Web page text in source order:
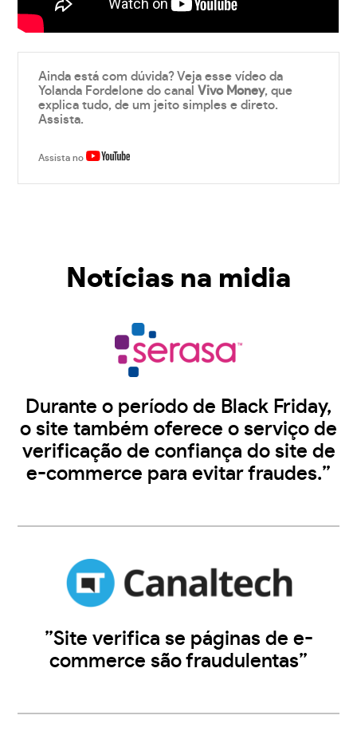
Ainda está com dúvida? Veja esse vídeo da
Yolanda Fordelone do canalVivo Money, que
explica tudo, de um jeito simples e direto.
Assista.
Assista no
Notícias na midia
Durante o período de Black Friday,
o site também oferece o serviço de
verificação de confiança do site de
e-commerce para evitar fraudes.”
”Site verifica se páginas de e-
commerce são fraudulentas”